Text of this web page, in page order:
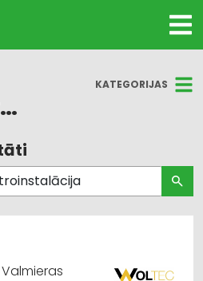
KATEGORIJAS
Elektromontāža, elektroinstalācija